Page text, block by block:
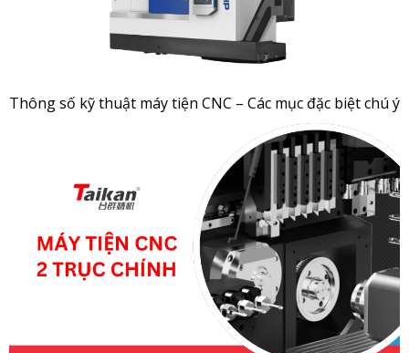
Thông số kỹ thuật máy tiện CNC – Các mục đặc biệt chú ý